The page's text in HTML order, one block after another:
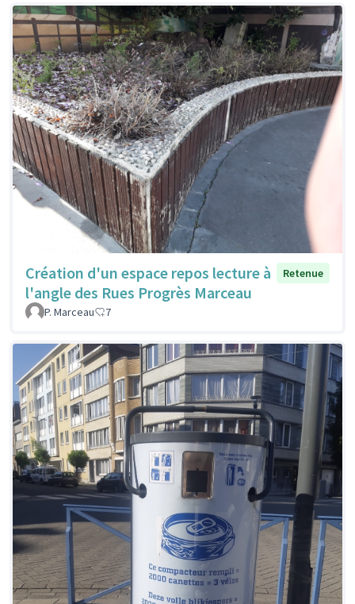
Création d'un espace repos lecture à
l'angle des Rues Progrès Marceau
Retenue
P. Marceau 7